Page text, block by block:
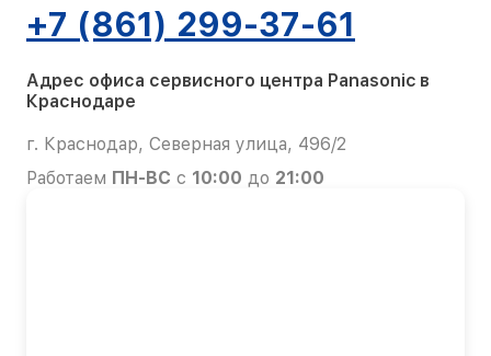
+7 (861) 299-37-61
Адрес офиса сервисного центра Panasonic в
Краснодаре
г. Краснодар, Северная улица, 496/2
Работаем ПН-ВС с 10:00 до 21:00